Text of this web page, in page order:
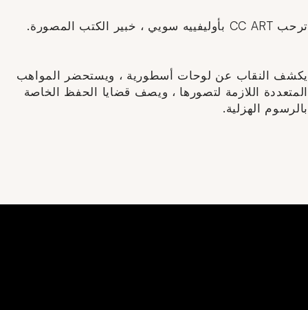
ترحب CC ART بأوليفييه سويي ، خبير الكتب المصورة.
يكشف النقاب عن لوحات أسطورية ، ويستحضر المواهب
المتعددة اللازمة لتصورها ، ويصف قضايا الحفظ الخاصة
بالرسوم الهزلية.